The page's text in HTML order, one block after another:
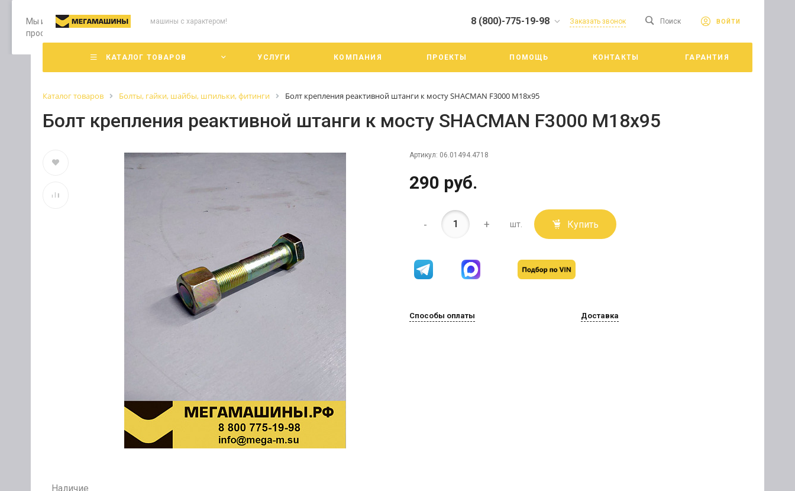
Мы используем файлы cookie, разработанные нашими специалистами и третьими лицами, для анализа событий на нашем веб-сайте. Продолжая
просмотр страниц нашего сайта, вы принимаете условия его использования. Более подробные сведения смотрите в Политике конфиденциальности
Принять
машины с характером! 8 (800)-775-19-98
г. Челябинск ул. Троицкий
тракт 20А/3
Cб-Вс: Выходной
Заказать звонок Поиск ВОЙТИ
КАТАЛОГ ТОВАРОВ УСЛУГИ КОМПАНИЯ ПРОЕКТЫ ПОМОЩЬ КОНТАКТЫ ГАРАНТИЯ
Каталог товаров Болты, гайки, шайбы, шпильки, фитинги Болт крепления реактивной штанги к мосту SHACMAN F3000 М18х95
Болт крепления реактивной штанги к мосту SHACMAN F3000 М18х95
Артикул: 06.01494.4718
290 руб.
- + шт. Купить
Способы оплаты Доставка
Наличие